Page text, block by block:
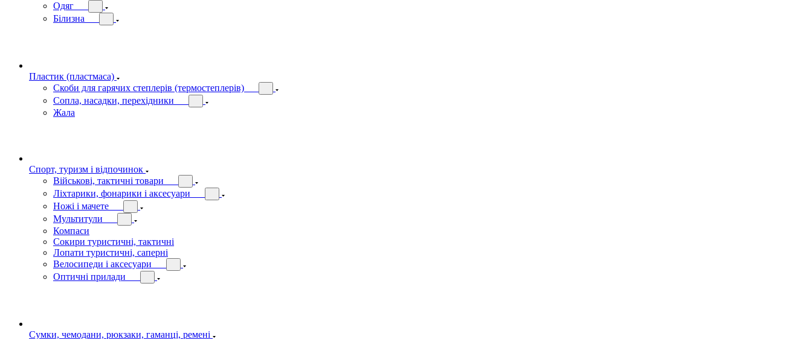
Одяг
Білизна
Пластик (пластмаса)
Скоби для гарячих степлерів (термостеплерів)
Сопла, насадки, перехідники
Жала
Спорт, туризм і відпочинок
Військові, тактичні товари
Ліхтарики, фонарики і аксесуари
Ножі і мачете
Мультитули
Компаси
Сокири туристичні, тактичні
Лопати туристичні, саперні
Велосипеди і аксесуари
Оптичні прилади
Сумки, чемодани, рюкзаки, гаманці, ремені